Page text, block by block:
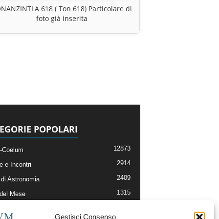
Gestisci Consenso
618 ( Ton 618) Particolare di
foto già inserita
POPOLARI
Coelum 12873
e Incontri 2914
Astronomia 2409
Mese 1315